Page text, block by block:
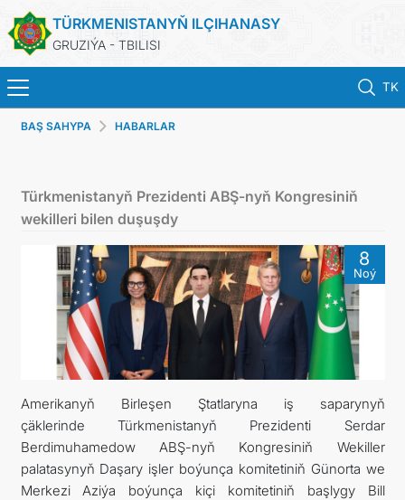
TÜRKMENISTANYŇ ILÇIHANASY
GRUZIÝA - TBILISI
TK
BAŞ SAHYPA
TÜRKMENISTAN
KONSULLYK HYZMATLARY
DIM
ARAGATNAŞYK
BAŞ SAHYPA HABARLAR
Türkmenistanyň Prezidenti ABŞ-nyň Kongresiniň
wekilleri bilen duşuşdy
8
Noý
Amerikanyň Birleşen Ştatlaryna iş saparynyň
çäklerinde Türkmenistanyň Prezidenti Serdar
Berdimuhamedow ABŞ-nyň Kongresiniň Wekiller
palatasynyň Daşary işler boýunça komitetiniň Günorta we
Merkezi Aziýa boýunça kiçi komitetiniň başlygy Bill